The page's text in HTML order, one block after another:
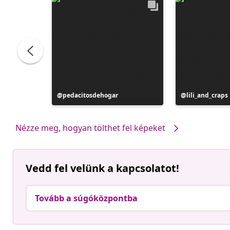
Bejegyzés
közzétevője
pedacitosdehogar
Bejegyzés
közzétevője
lili_and_craps
Nézze meg, hogyan tölthet fel képeket
Vedd fel velünk a kapcsolatot!
Tovább a súgóközpontba